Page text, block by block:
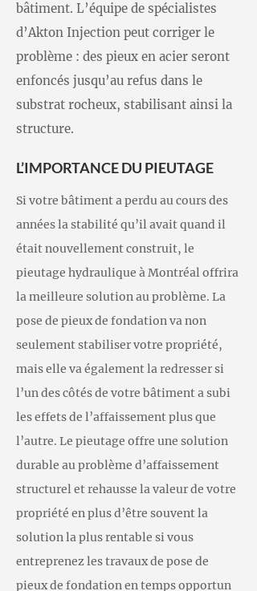
bâtiment. L’équipe de spécialistes
d’Akton Injection peut corriger le
problème : des pieux en acier seront
enfoncés jusqu’au refus dans le
substrat rocheux, stabilisant ainsi la
structure.
L’IMPORTANCE DU PIEUTAGE
Si votre bâtiment a perdu au cours des
années la stabilité qu’il avait quand il
était nouvellement construit, le
pieutage hydraulique à Montréal offrira
la meilleure solution au problème. La
pose de pieux de fondation va non
seulement stabiliser votre propriété,
mais elle va également la redresser si
l’un des côtés de votre bâtiment a subi
les effets de l’affaissement plus que
l’autre. Le pieutage offre une solution
durable au problème d’affaissement
structurel et rehausse la valeur de votre
propriété en plus d’être souvent la
solution la plus rentable si vous
entreprenez les travaux de pose de
pieux de fondation en temps opportun